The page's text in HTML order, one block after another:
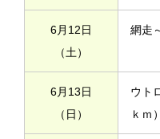
6月12日
（土）
網走
6月13日
（日）
ウト
ｋｍ）